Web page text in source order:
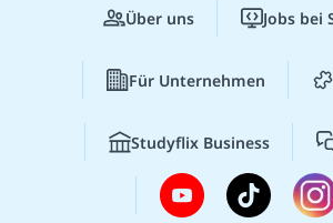
Über uns Jobs bei
Für Unternehmen
Studyflix Business